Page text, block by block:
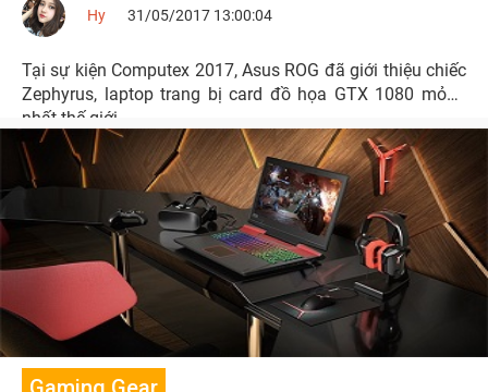
Hy 31/05/2017 13:00:04
Tại sự kiện Computex 2017, Asus ROG đã giới thiệu chiếc
Zephyrus, laptop trang bị card đồ họa GTX 1080 mỏng
nhất thế giới.